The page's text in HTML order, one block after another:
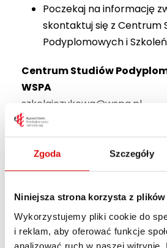
Zgoda Szczegóły
Niniejsza strona korzysta z
Wykorzystujemy pliki cookie do
i reklam, aby oferować funkcje
analizować ruch w naszej witrynie.
Poczekaj na informację
skontaktuj się z Centrum
Podyplomowych i Szkoleń
Centrum Studiów
WSPA
szkolajezykowa@wspa.pl
tel.81 45-29-444
pokój 105
tutaj).
Ilość miejsc ograniczona,
zgłoszeń.